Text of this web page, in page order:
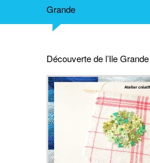
Grande
Découverte de l’Ile Grande